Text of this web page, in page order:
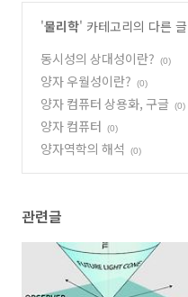
'물리학' 카테고리의 다른 글
동시성의 상대성이란?
(0)
양자 우월성이란? (0)
양자 컴퓨터 상용화, 구글 (0)
양자 컴퓨터 (0)
양자역학의 해석 (0)
관련글